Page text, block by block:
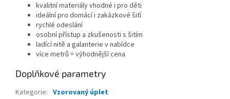
kvalitní materiály vhodné i pro děti
ideální pro domácí i zakázkové šití
rychlé odeslání
osobní přístup a zkušenosti s šitím
ladící nitě a galanterie v nabídce
více metrů = výhodnější cena
Doplňkové parametry
Kategorie: Vzorovaný úplet